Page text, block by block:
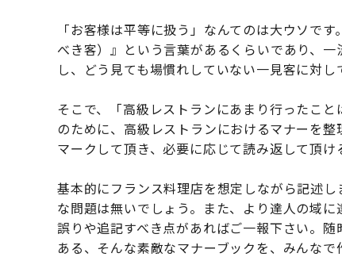
「お客様は平等に扱う」なんてのは大ウソで
べき客）』という言葉があるくらいであり、一
し、どう見ても場慣れしていない一見客に対
そこで、「高級レストランにあまり行ったこ
のために、高級レストランにおけるマナーを
マークして頂き、必要に応じて読み返して頂け
基本的にフランス料理店を想定しながら記述し
な問題は無いでしょう。また、より達人の域
誤りや追記すべき点があればご一報下さい。
ある、そんな素敵なマナーブックを、みんなで